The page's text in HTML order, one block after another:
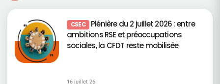
CSEC Plénière du 2 juillet 2026 : entre
ambitions RSE et préoccupations
sociales, la CFDT reste mobilisée
16 juillet 26